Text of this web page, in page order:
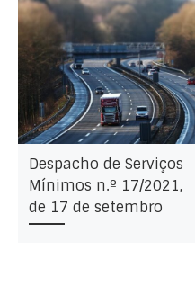
Despacho de Serviços
Mínimos n.º 17/2021,
de 17 de setembro